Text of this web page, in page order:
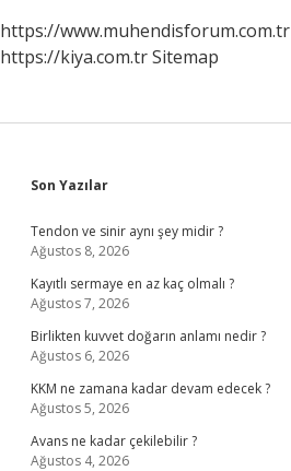
https://www.muhendisforum.com.tr
https://kiya.com.trSitemap
Sidebar
Son Yazılar
Tendon ve sinir aynı şey midir ?
Ağustos 8, 2026
Kayıtlı sermaye en az kaç olmalı ?
Ağustos 7, 2026
Birlikten kuvvet doğarın anlamı nedir ?
Ağustos 6, 2026
KKM ne zamana kadar devam edecek ?
Ağustos 5, 2026
Avans ne kadar çekilebilir ?
Ağustos 4, 2026